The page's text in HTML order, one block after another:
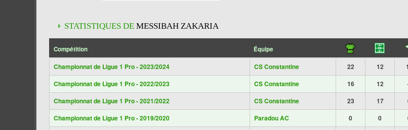
STATISTIQUES DE MESSIBAH ZAKARIA
Compétition Équipe
Championnat de Ligue 1 Pro - 2023/2024 CS Constantine 22 12
Championnat de Ligue 1 Pro - 2022/2023
CS Constantine 16 12
Championnat de Ligue 1 Pro - 2021/2022
CS Constantine 23 17
Championnat de Ligue 1 Pro - 2019/2020
Paradou AC 0 0